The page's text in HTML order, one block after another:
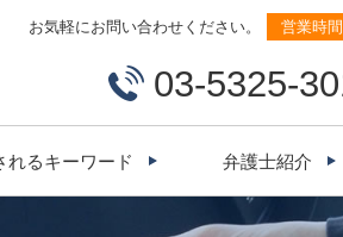
お気軽にお問い合わせください。 営業時間
03-5325-
れるキーワード 弁護士紹介